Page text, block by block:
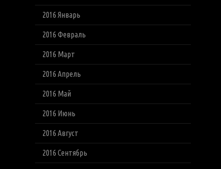
2016 Январь
2016 Февраль
2016 Март
2016 Апрель
2016 Май
2016 Июнь
2016 Август
2016 Сентябрь